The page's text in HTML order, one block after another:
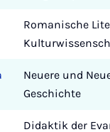
Romanische
Neuere und
Geschichte
Didaktik der